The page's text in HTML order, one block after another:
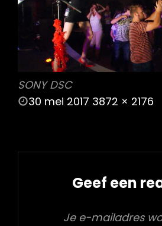
SONY DSC
POSTED
30 mei 2017 3872 × 2176
Geef een
Je e-mailadres